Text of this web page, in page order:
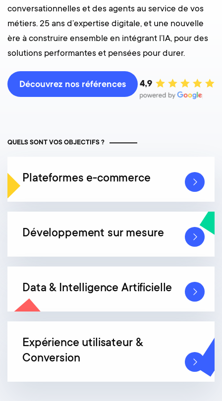
conversationnelles et des agents au service de vos
métiers. 25 ans d’expertise digitale, et une nouvelle
ère à construire ensemble en intégrant l’IA, pour des
solutions performantes et pensées pour durer.
Découvrez nos références
QUELS SONT VOS OBJECTIFS ?
Plateformes e-commerce
Développement sur mesure
Data & Intelligence Artificielle
Expérience utilisateur &
Conversion